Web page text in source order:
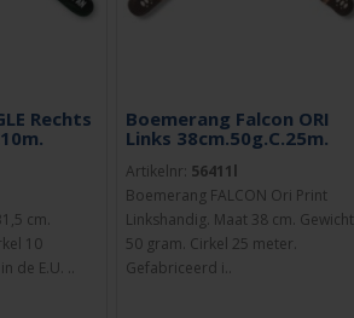
Rechts
cm.
10
de E.U. ..
Boemerang Falcon ORI
Links 38cm.50g.C.25m.
Artikelnr: 56411l
Boemerang FALCON Ori Print
Linkshandig. Maat 38 cm. Gewicht
50 gram. Cirkel 25 meter.
Gefabriceerd i..